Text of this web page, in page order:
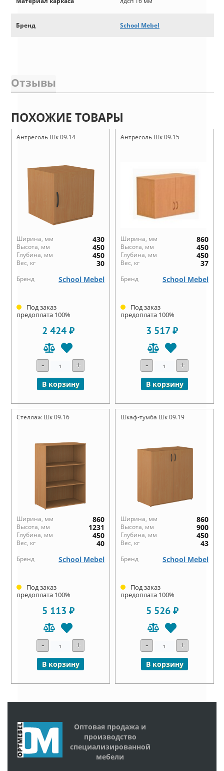
Бренд School Mebel
Отзывы
ПОХОЖИЕ ТОВАРЫ
Антресоль Шк 09.14
Ширина, мм 430
Высота, мм 450
Глубина, мм 450
Вес, кг 30
Бренд School Mebel
Под заказ
предоплата 100%
2 424 ₽
- +
В корзину
Антресоль Шк 09.15
Ширина, мм 860
Высота, мм 450
Глубина, мм 450
Вес, кг 37
Бренд School Mebel
Под заказ
предоплата 100%
3 517 ₽
- +
В корзину
Стеллаж Шк 09.16
Ширина, мм 860
Высота, мм 1231
Глубина, мм 450
Вес, кг 40
Бренд School Mebel
Под заказ
предоплата 100%
5 113 ₽
- +
В корзину
Шкаф-тумба Шк 09.19
Ширина, мм 860
Высота, мм 900
Глубина, мм 450
Вес, кг 43
Бренд School Mebel
Под заказ
предоплата 100%
5 526 ₽
- +
В корзину
Оптовая продажа и
производство
специализированной
мебели